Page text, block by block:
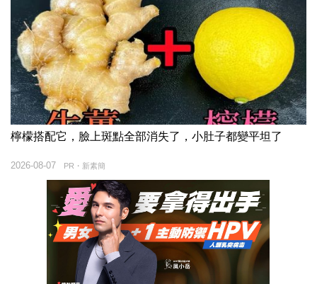
檸檬搭配它，臉上斑點全部消失了，小肚子都變平坦了
PR・新素簡
2026-08-07